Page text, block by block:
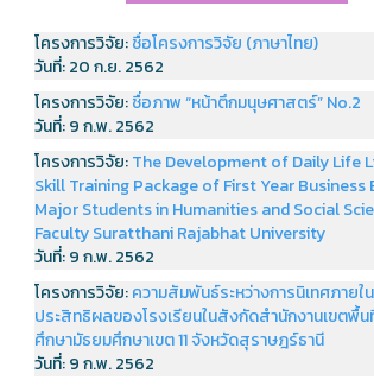
โครงการวิจัย:ชื่อโครงการวิจัย (ภาษาไทย)
วันที่:20 ก.ย. 2562
โครงการวิจัย:ชื่อภาพ “หน้าตึกมนุษศาสตร์” No.2
วันที่:9 ก.พ. 2562
โครงการวิจัย:The Development of Daily Life
Skill Training Package of First Year Business
Major Students in Humanities and Social
Faculty Suratthani Rajabhat University
วันที่:9 ก.พ. 2562
โครงการวิจัย:ความสัมพันธ์ระหว่างการนิเทศภายใ
ประสิทธิผลของโรงเรียนในสังกัดสำนักงานเขตพื้น
ศึกษามัธยมศึกษาเขต 11 จังหวัดสุราษฎร์ธานี
วันที่:9 ก.พ. 2562